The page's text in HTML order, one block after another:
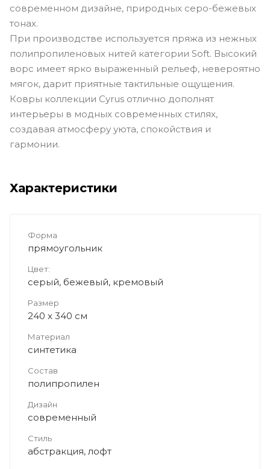
современном дизайне, природных серо-бежевых
тонах.
При производстве используется пряжа из нежных
полипропиленовых нитей категории Soft. Высокий
ворс имеет ярко выраженный рельеф, невероятно
мягок, дарит приятные тактильные ощущения.
Ковры коллекции Cyrus отлично дополнят
интерьеры в модных современных стилях,
создавая атмосферу уюта, спокойствия и
гармонии.
Характеристики
Форма
прямоугольник
Цвет:
серый, бежевый, кремовый
Размер
240 x 340 см
Материал
синтетика
Состав
полипропилен
Дизайн
современный
Стиль
абстракция, лофт